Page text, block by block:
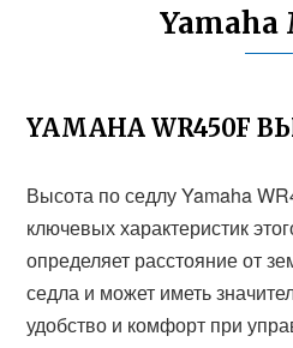
Yamaha
YAMAHA WR450F
Высота по седлу Yamaha
ключевых характеристик
определяет расстояние от
седла и может иметь
удобство и комфорт при